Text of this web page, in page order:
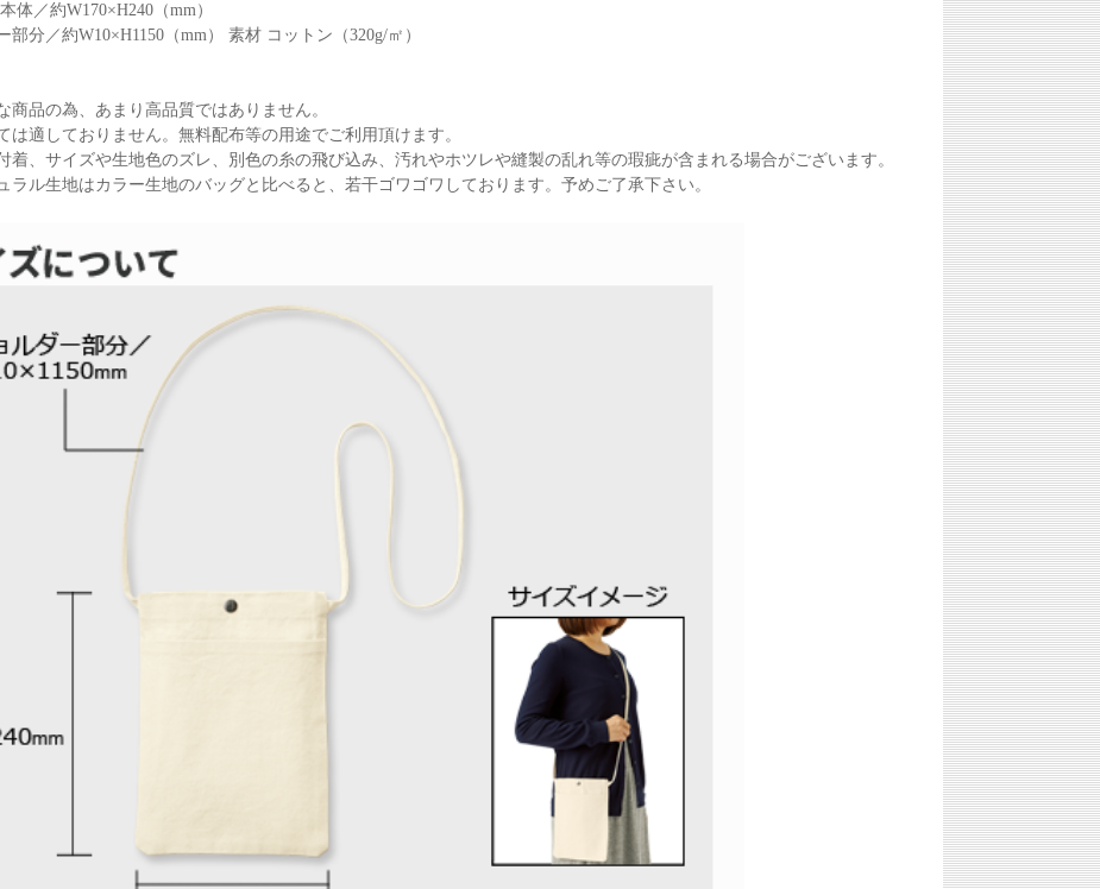
体／約W170×H240（mm）
分／約W10×H1150（mm） 素材 コットン（320g/㎡）
商品の為、あまり高品質ではありません。
は適しておりません。無料配布等の用途でご利用頂けます。
着、サイズや生地色のズレ、別色の糸の飛び込み、汚れやホツレや縫製の乱れ等の瑕疵が含まれる場合がございます。
ラル生地はカラー生地のバッグと比べると、若干ゴワゴワしております。予めご了承下さい。